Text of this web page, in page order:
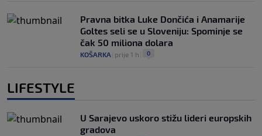
Pravna bitka Luke Dončića i Anamarije
Goltes seli se u Sloveniju: Spominje se
čak 50 miliona dolara
KOŠARKA prije 1 h 0
LIFESTYLE
U Sarajevo uskoro stižu lideri europskih
gradova